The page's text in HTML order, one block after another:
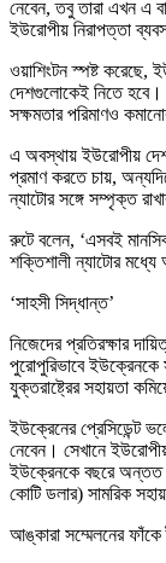
নেবেন, তবু তারা এখন এ
ইউরোপীয় নিরাপত্তা
ওয়াশিংটন স্পষ্ট করেছে,
দেশগুলোকেই নিতে হবে।
সক্ষমতার পরিমাণও
এ অবস্থায় ইউরোপীয়
প্রমাণ করতে চায়,
ন্যাটোর সঙ্গে সম্পৃক্ত
রুটে বলেন, ‘এসবই
শক্তিশালী ন্যাটোর
‘সাহসী সিদ্ধান্ত’
নিজেদের প্রতিরক্ষার
পুরোপুরিভাবে ইউক্রেনকে
যুক্তরাষ্ট্রের সহায়তা
ইউক্রেনের প্রেসিডেন্ট
নেবেন। সেখানে
ইউক্রেনকে বছরে অন্তত
কোটি ডলার) সামরিক
আঙ্কারা সম্মেলনের ফাঁকে